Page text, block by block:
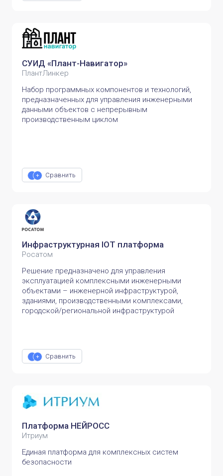
СУИД «Плант-Навигатор»
ПлантЛинкер
Набор программных компонентов и технологий,
предназначенных для управления инженерными
данными объектов с непрерывным
производственным циклом
Сравнить
Инфраструктурная IOT платформа
Росатом
Решение предназначено для управления
эксплуатацией комплексными инженерными
объектами – инженерной инфраструктурой,
зданиями, производственными комплексами,
городской/региональной инфраструктурой
Сравнить
Платформа НЕЙРОСС
Итриум
Единая платформа для комплексных систем
безопасности